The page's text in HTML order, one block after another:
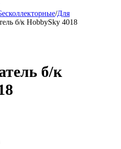
/Для
б/к HobbySky 4018
б/к